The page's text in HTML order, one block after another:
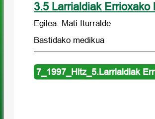
3.5 Larrialdiak Errioxako
Egilea: Mati Iturralde
Bastidako medikua
7_1997_Hitz_5.Larrialdiak